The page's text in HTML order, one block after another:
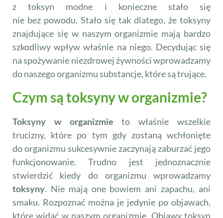
z toksyn modne i konieczne stało się
nie bez powodu. Stało się tak dlatego, że toksyny
znajdujące się w naszym organizmie mają bardzo
szkodliwy wpływ właśnie na niego. Decydując się
na spożywanie niezdrowej żywności wprowadzamy
do naszego organizmu substancje, które są trujące.
Czym są toksyny w organizmie?
Toksyny w organizmie to właśnie wszelkie
trucizny, które po tym gdy zostaną wchłonięte
do organizmu sukcesywnie zaczynają zaburzać jego
funkcjonowanie. Trudno jest jednoznacznie
stwierdzić kiedy do organizmu wprowadzamy
toksyny. Nie mają one bowiem ani zapachu, ani
smaku. Rozpoznać można je jedynie po objawach,
które widać w naszym organizmie. Objawy toksyn